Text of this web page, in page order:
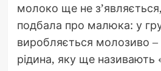
молоко ще не
подбала про малюка: у
виробляється молозиво –
рідина, яку ще називають